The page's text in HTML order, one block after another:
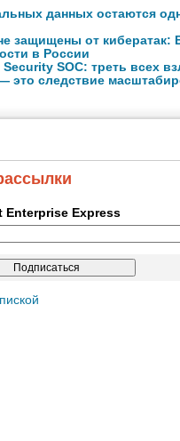
данных остаются
защищены от кибератак:
в России
Security SOC: треть всех
это следствие
Enterprise Express